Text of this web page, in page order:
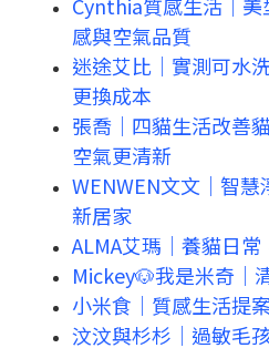
感與空氣品質
迷途艾比｜實測可水
更換成本
張喬｜四貓生活改善
空氣更清新
WENWEN文文｜智
新居家
ALMA艾瑪｜養貓日
Mickey🐶我是米奇｜
小米食｜質感生活提
汶汶與杉杉｜過敏毛